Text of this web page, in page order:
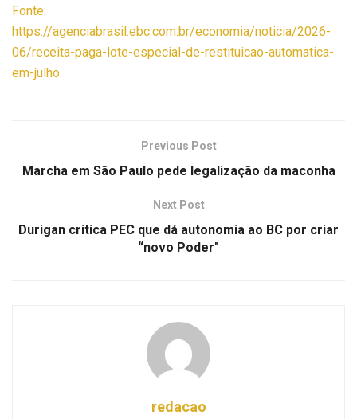
Fonte:
https://agenciabrasil.ebc.com.br/economia/noticia/2026-
06/receita-paga-lote-especial-de-restituicao-automatica-
em-julho
Previous Post
Marcha em São Paulo pede legalização da maconha
Next Post
Durigan critica PEC que dá autonomia ao BC por criar
“novo Poder"
redacao